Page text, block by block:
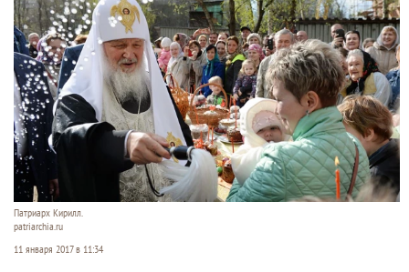
Патриарх Кирилл.
patriarchia.ru
11 января 2017 в 11:34